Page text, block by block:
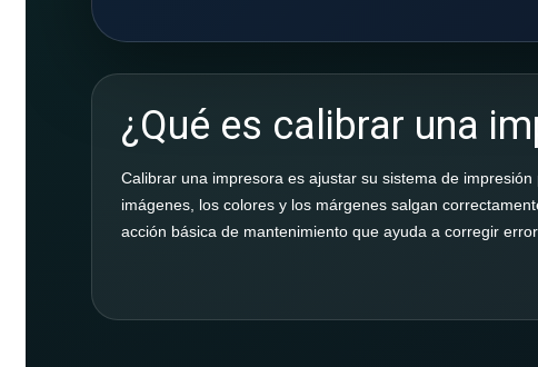
¿Qué es calibrar una
Calibrar una impresora es ajustar su sistema de
imágenes, los colores y los márgenes salgan
acción básica de mantenimiento que ayuda a corregir